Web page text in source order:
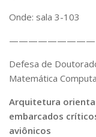
Onde: sala 3-103
Defesa de
Matemática
Arquitetura
embarcados
aviônicos